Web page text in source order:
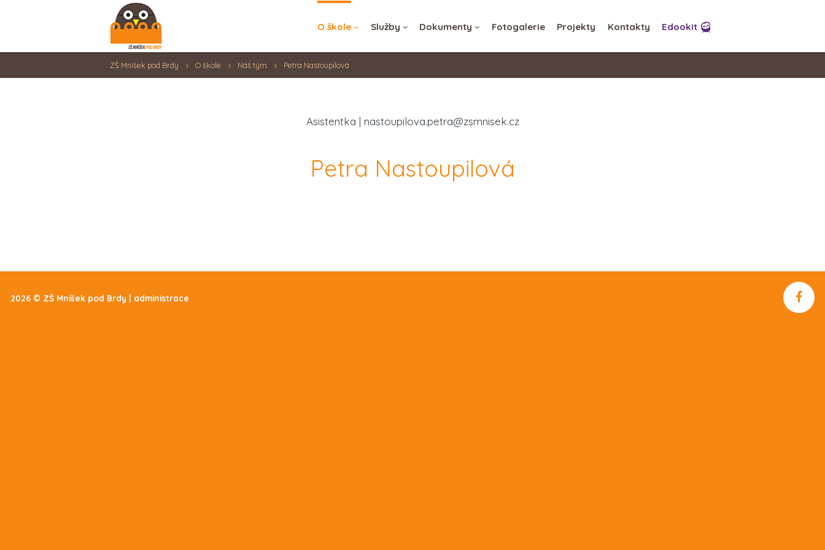
O škole Služby Dokumenty Fotogalerie Projekty Kontakty Edookit
ZŠ Mníšek pod Brdy O škole Náš tým Petra Nastoupilová
Asistentka | nastoupilova.petra@zsmnisek.cz
Petra Nastoupilová
2026 © ZŠ Mníšek pod Brdy | administrace